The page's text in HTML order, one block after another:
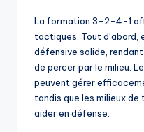
La formation 3-2-4-1
tactiques. Tout d’abord,
défensive solide,
de percer par le milieu.
peuvent gérer
tandis que les milieux
aider en défense.